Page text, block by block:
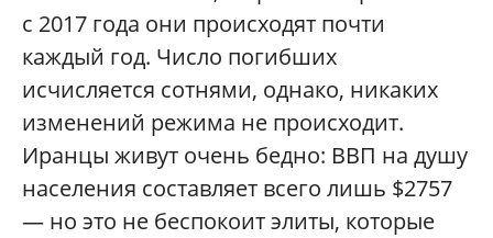
с 2017 года они происходят почти
каждый год. Число погибших
исчисляется сотнями, однако, никаких
изменений режима не происходит.
Иранцы живут очень бедно: ВВП на душу
населения составляет всего лишь $2757
— но это не беспокоит элиты, которые